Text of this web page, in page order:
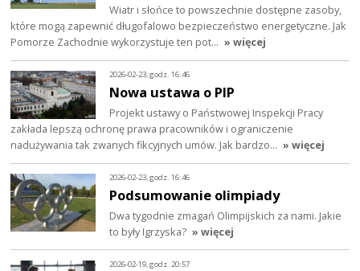
Wiatr i słońce to powszechnie dostępne zasoby,
które mogą zapewnić długofalowo bezpieczeństwo energetyczne. Jak
Pomorze Zachodnie wykorzystuje ten pot… » więcej
2026-02-23, godz. 16:46
Nowa ustawa o PIP
Projekt ustawy o Państwowej Inspekcji Pracy
zakłada lepszą ochronę prawa pracowników i ograniczenie
nadużywania tak zwanych fikcyjnych umów. Jak bardzo… » więcej
2026-02-23, godz. 16:46
Podsumowanie olimpiady
Dwa tygodnie zmagań Olimpijskich za nami. Jakie
to były Igrzyska? » więcej
2026-02-19, godz. 20:57